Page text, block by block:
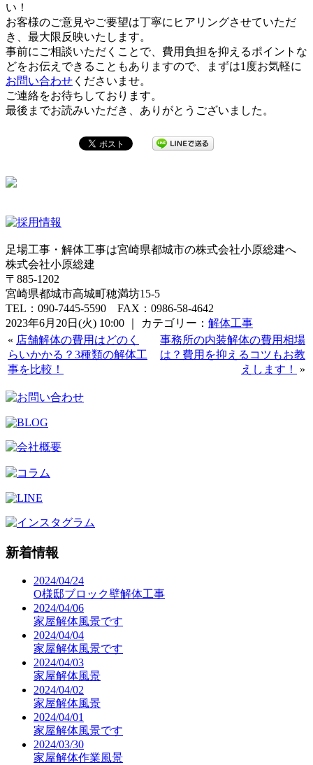
い！
お客様のご意見やご要望は丁寧にヒアリングさせていただ
き、最大限反映いたします。
事前にご相談いただくことで、費用負担を抑えるポイントな
どをお伝えできることもありますので、まずは1度お気軽に
お問い合わせ くださいませ。
ご連絡をお待ちしております。
最後までお読みいただき、ありがとうございました。
足場工事・解体工事は宮崎県都城市の株式会社小原総建へ
株式会社小原総建
〒885-1202
宮崎県都城市高城町穂満坊15-5
TEL：090-7445-5590 FAX：0986-58-4642
2023年6月20日(火) 10:00 ｜ カテゴリー： 解体工事
« 店舗解体の費用はどのく
らいかかる？3種類の解体工
事を比較！
事務所の内装解体の費用相場
は？費用を抑えるコツもお教
えします！
»
新着情報
2024/04/24
O様邸ブロック壁解体工事
2024/04/06
家屋解体風景です
2024/04/04
家屋解体風景です
2024/04/03
家屋解体風景
2024/04/02
家屋解体風景
2024/04/01
家屋解体風景です
2024/03/30
家屋解体作業風景